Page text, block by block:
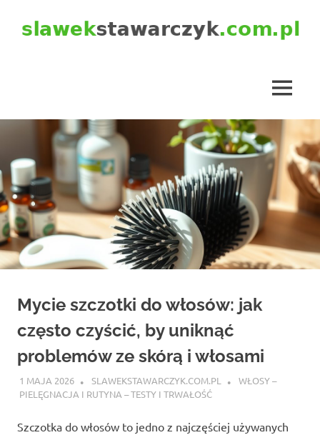
MENU
Mycie szczotki do włosów: jak
często czyścić, by uniknąć
problemów ze skórą i włosami
1 MAJA 2026 SLAWEKSTAWARCZYK.COM.PL
WŁOSY –
PIELĘGNACJA I RUTYNA – TESTY I TRWAŁOŚĆ
Szczotka do włosów to jedno z najczęściej używanych